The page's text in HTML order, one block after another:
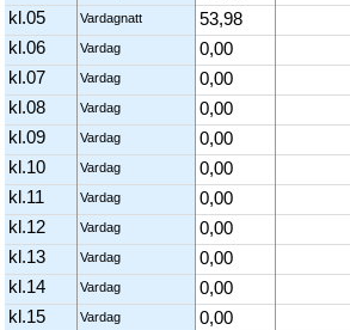
kl.05
Vardagnatt
53,98
kl.06
Vardag
0,00
kl.07
Vardag
0,00
kl.08
Vardag
0,00
kl.09
Vardag
0,00
kl.10
Vardag
0,00
kl.11
Vardag
0,00
kl.12
Vardag
0,00
kl.13
Vardag
0,00
kl.14
Vardag
0,00
kl.15
Vardag
0,00